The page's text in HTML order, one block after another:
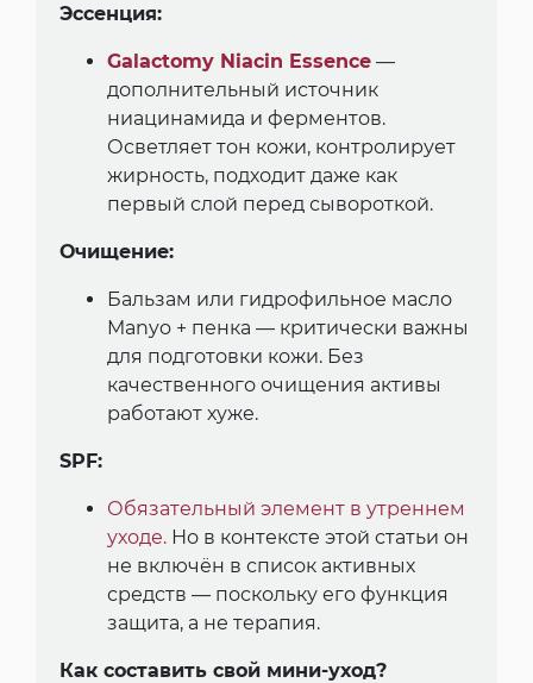
Эссенция:
Galactomy Niacin Essence —
дополнительный источник
ниацинамида и ферментов.
Осветляет тон кожи, контролирует
жирность, подходит даже как
первый слой перед сывороткой.
Очищение:
Бальзам или гидрофильное масло
Manyo + пенка — критически важны
для подготовки кожи. Без
качественного очищения активы
работают хуже.
SPF:
Обязательный элемент в утреннем
уходе. Но в контексте этой статьи он
не включён в список активных
средств — поскольку его функция
защита, а не терапия.
Как составить свой мини-уход?